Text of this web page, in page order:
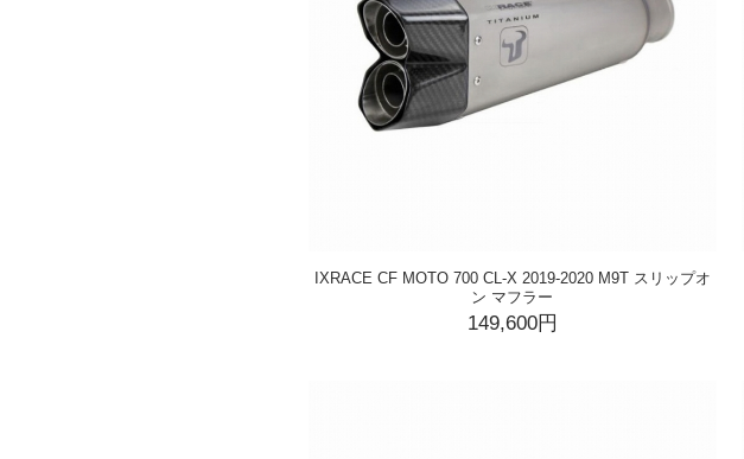
IXRACE CF MOTO 700 CL-X 2019-2020 M9T スリップオ
ン マフラー
149,600円